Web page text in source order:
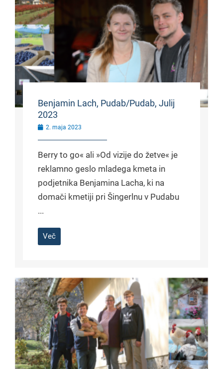
Benjamin Lach, Pudab/Pudab, Julij
2023
2. maja 2023
Berry to go« ali »Od vizije do žetve« je
reklamno geslo mladega kmeta in
podjetnika Benjamina Lacha, ki na
domači kmetiji pri Šingerlnu v Pudabu
...
Več